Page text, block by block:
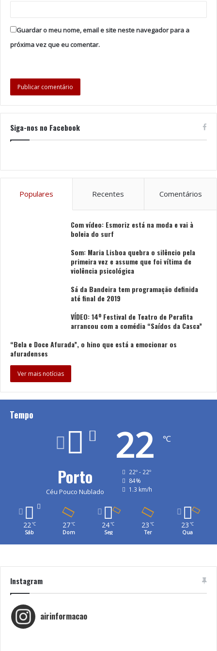
Guardar o meu nome, email e site neste navegador para a
próxima vez que eu comentar.
Siga-nos no Facebook
Populares Recentes Comentários
Com vídeo: Esmoriz está na moda e vai à
boleia do surf
Som: Maria Lisboa quebra o silêncio pela
primeira vez e assume que foi vítima de
violência psicológica
Sá da Bandeira tem programação definida
até final de 2019
VÍDEO: 14º Festival de Teatro de Perafita
arrancou com a comédia “Saídos da Casca”
“Bela e Doce Afurada”, o hino que está a emocionar os
afuradenses
Ver mais notícias
Tempo
Porto
Céu Pouco Nublado
22 ℃
22º - 22º
84%
1.3 km/h
22 ℃
Sáb
27 ℃
Dom
24℃
Seg
23 ℃
Ter
23 ℃
Qua
Instagram
airinformacao